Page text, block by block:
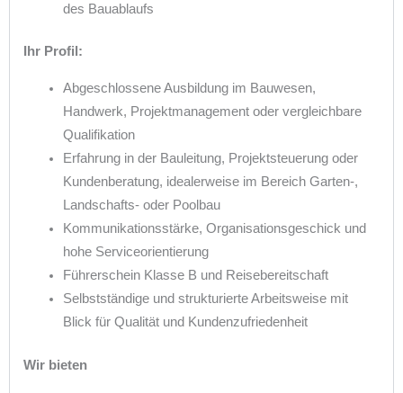
des Bauablaufs
Ihr Profil:
Abgeschlossene Ausbildung im Bauwesen,
Handwerk, Projektmanagement oder vergleichbare
Qualifikation
Erfahrung in der Bauleitung, Projektsteuerung oder
Kundenberatung, idealerweise im Bereich Garten-,
Landschafts- oder Poolbau
Kommunikationsstärke, Organisationsgeschick und
hohe Serviceorientierung
Führerschein Klasse B und Reisebereitschaft
Selbstständige und strukturierte Arbeitsweise mit
Blick für Qualität und Kundenzufriedenheit
Wir bieten